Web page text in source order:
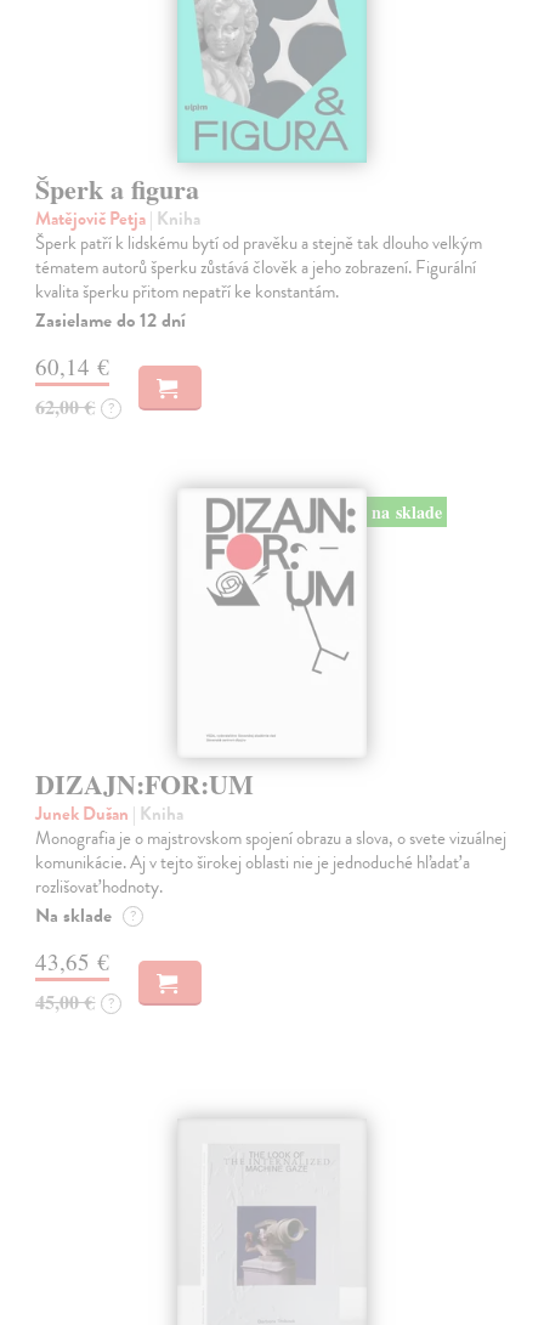
Šperk a figura
Matějovič Petja| Kniha
Šperk patří k lidskému bytí od pravěku a stejně tak dlouho velkým
tématem autorů šperku zůstává člověk a jeho zobrazení. Figurální
kvalita šperku přitom nepatří ke konstantám.
Zasielame do 12 dní
60,14 €
62,00 € ?
na sklade
DIZAJN:FOR:UM
Junek Dušan | Kniha
Monografia je o majstrovskom spojení obrazu a slova, o svete vizuálnej
komunikácie. Aj v tejto širokej oblasti nie je jednoduché hľadať a
rozlišovať hodnoty.
Na sklade ?
43,65 €
45,00 € ?